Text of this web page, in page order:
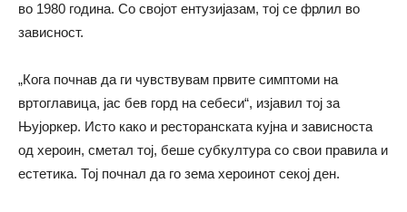
во 1980 година. Со својот ентузијазам, тој се фрлил во
зависност.
„Кога почнав да ги чувствувам првите симптоми на
вртоглавица, јас бев горд на себеси“, изјавил тој за
Њујоркер. Исто како и ресторанската кујна и зависноста
од хероин, сметал тој, беше субкултура со свои правила и
естетика. Тој почнал да го зема хероинот секој ден.